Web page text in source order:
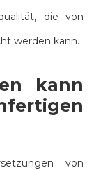
die von
werden kann.
kann
von